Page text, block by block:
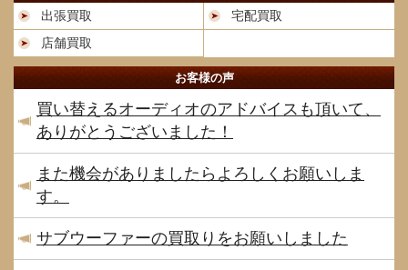
出張買取
宅配買取
店舗買取
お客様の声
買い替えるオーディオのアドバイスも頂いて、
ありがとうございました！
また機会がありましたらよろしくお願いしま
す。
サブウーファーの買取りをお願いしました